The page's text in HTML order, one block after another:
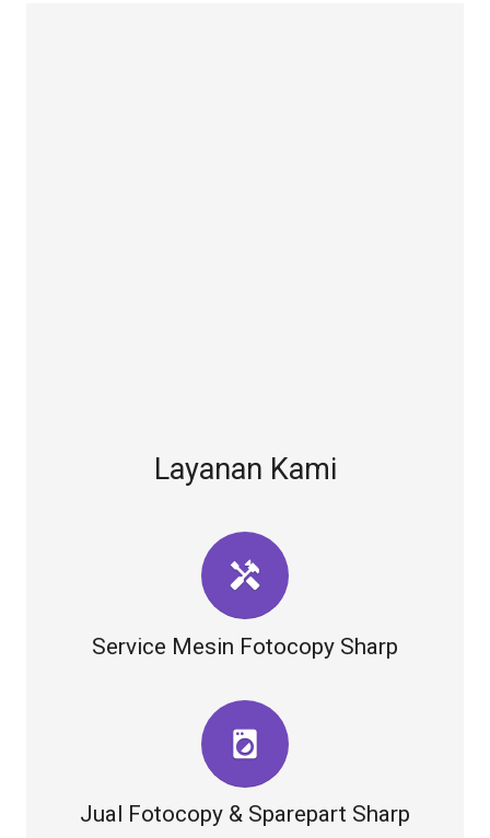
Layanan Kami
handyman
Service Mesin Fotocopy Sharp
local_laundry_service
Jual Fotocopy & Sparepart Sharp